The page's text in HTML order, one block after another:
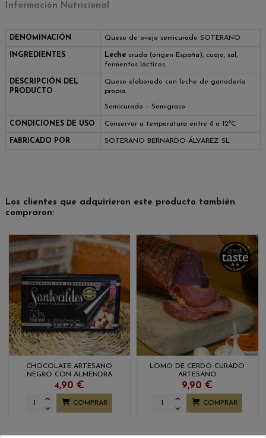
Información Nutricional
DENOMINACIÓN Queso de oveja semicurado SOTERANO
INGREDIENTES Leche cruda (origen España), cuajo, sal,
fermentos lácticos.
DESCRIPCIÓN DEL
PRODUCTO
Queso elaborado con leche de ganadería
propia.
Semicurado – Semigraso
CONDICIONES DE USO Conservar a temperatura entre 8 a 12ºC
FABRICADO POR SOTERANO BERNARDO ÁLVAREZ SL
Los clientes que adquirieron este producto también
compraron:
CHOCOLATE ARTESANO
NEGRO CON ALMENDRA
ENTERA SANTOCILDES
4,90 €
COMPRAR
LOMO DE CERDO CURADO
ARTESANO
9,90 €
COMPRAR